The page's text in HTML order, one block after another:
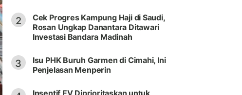
2
Cek Progres Kampung Haji di Saudi,
Rosan Ungkap Danantara Ditawari
Investasi Bandara Madinah
3
Isu PHK Buruh Garmen di Cimahi, Ini
Penjelasan Menperin